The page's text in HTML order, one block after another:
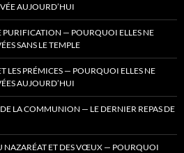
AUJOURD’HUI
PURIFICATION — POURQUOI ELLES NE
SANS LE TEMPLE
LES PRÉMICES — POURQUOI ELLES NE
AUJOURD’HUI
LA COMMUNION — LE DERNIER REPAS DE
NAZARÉAT ET DES VŒUX — POURQUOI